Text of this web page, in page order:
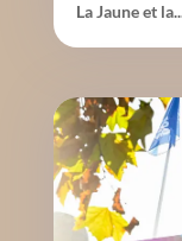
La Jaune et